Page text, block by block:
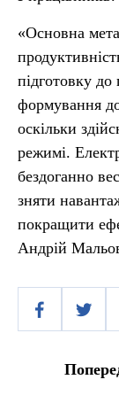
«Основна
підготовку до
формування
оскільки
режимі.
бездоганно
зняти
покращити
Андрій